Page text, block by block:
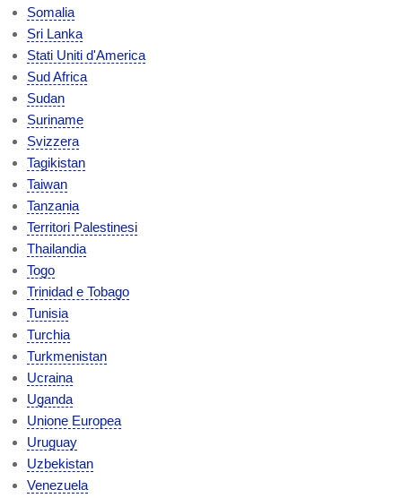
Somalia
Sri Lanka
Stati Uniti d'America
Sud Africa
Sudan
Suriname
Svizzera
Tagikistan
Taiwan
Tanzania
Territori Palestinesi
Thailandia
Togo
Trinidad e Tobago
Tunisia
Turchia
Turkmenistan
Ucraina
Uganda
Unione Europea
Uruguay
Uzbekistan
Venezuela